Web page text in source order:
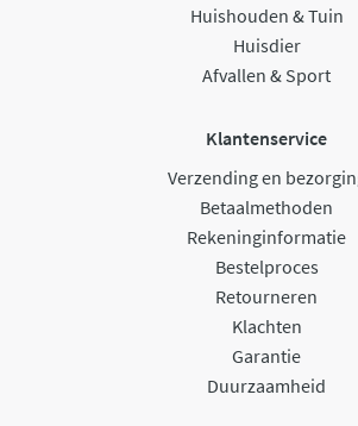
Huishouden & Tuin
Huisdier
Afvallen & Sport
Klantenservice
Verzending en
Betaalmethoden
Rekeninginformatie
Bestelproces
Retourneren
Klachten
Garantie
Duurzaamheid